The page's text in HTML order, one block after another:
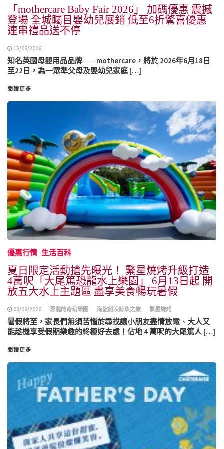
「mothercare Baby Fair 2026」 加碼優惠 震撼
登場 全城矚目嬰幼兒展銷 低至6折驚喜優惠
連串禮品送不停
15/06/2026
知名英國母嬰用品品牌 ── mothercare，將於 2026年6月18日
至22日，為一眾準父母及嬰幼兒家庭 […]
閱讀更多
優惠行情 生活百科
夏日限定活動搶先曝光！ 繁星燒烤升級打造
4萬呎「大尾篤恐龍水上樂園」 6月13日起 開
放五大水上主題區 盡享美食暢玩暑假
08/06/2026 恐龍的奇幻樂園 海盜船及鯨魚之旅 繁星燒烤
暑假將至，家長們無須苦惱於尋找讓小朋友盡情放電、大人又
能趁機享受假期樂趣的終極好去處！佔地 4 萬呎的大尾篤人 […]
閱讀更多